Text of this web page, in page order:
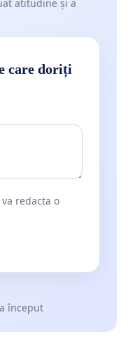
atitudine și a
care doriți
redacta o
început